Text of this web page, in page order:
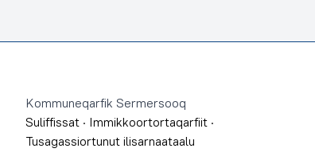
Kommuneqarfik Sermersooq
Suliffissat · Immikkoortortaqarfiit ·
Tusagassiortunut ilisarnaataalu